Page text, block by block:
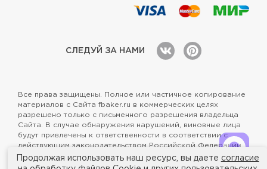
СЛЕДУЙ ЗА НАМИ
Все права защищены. Полное или частичное копирование
материалов с Сайта fbaker.ru в коммерческих целях
разрешено только с письменного разрешения владельца
Сайта. В случае обнаружения нарушений, виновные лица
будут привлечены к ответственности в соответствии с
действующим законодательством Российской Федерации.
Продолжая использовать наш ресурс, вы даете согласие